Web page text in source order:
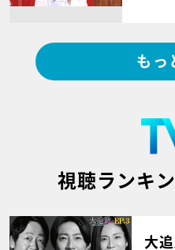
もっ
視聴ランキ
大